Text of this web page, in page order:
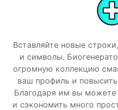
Вставляйте новые
и символы.
огромную коллекцию
ваш профиль и
Благодаря им вы
и сэкономить много